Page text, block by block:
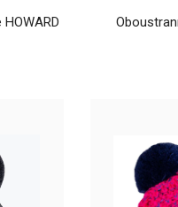
HOWARDDámská
a je speciál..